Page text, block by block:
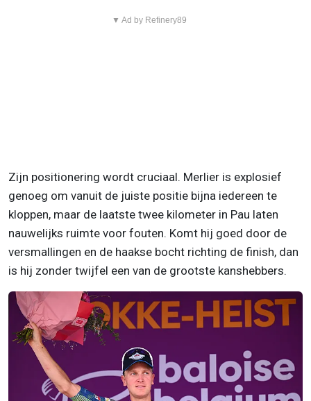
▼ Ad by Refinery89
Zijn positionering wordt cruciaal. Merlier is explosief
genoeg om vanuit de juiste positie bijna iedereen te
kloppen, maar de laatste twee kilometer in Pau laten
nauwelijks ruimte voor fouten. Komt hij goed door de
versmallingen en de haakse bocht richting de finish, dan
is hij zonder twijfel een van de grootste kanshebbers.